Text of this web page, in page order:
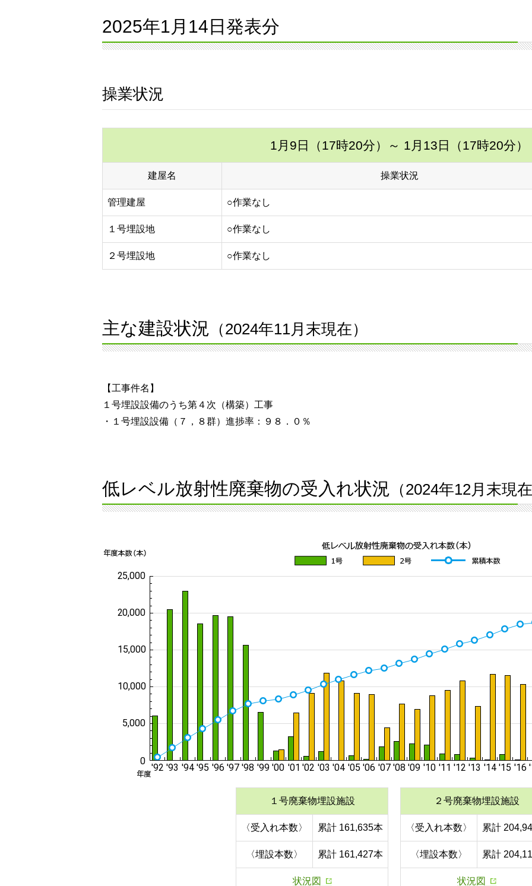
2025年1月14日発表分
操業状況
1月9日（17時20分） ～ 1月13日（17時20分）
建屋名 操業状況
管理建屋 ○作業なし
１号埋設地 ○作業なし
２号埋設地 ○作業なし
主な建設状況 （2024年11月末現在）
【工事件名】
１号埋設設備のうち第４次（構築）工事
・１号埋設設備（７，８群）進捗率：９８．０％
低レベル放射性廃棄物の受入れ状況 （2024年12月末現
１号廃棄物埋設施設
〈受入れ本数〉 累計 161,635本
〈埋設本数〉 累計 161,427本
状況図
２号廃棄物埋設施設
〈受入れ本数〉 累計
〈埋設本数〉 累計
状況図